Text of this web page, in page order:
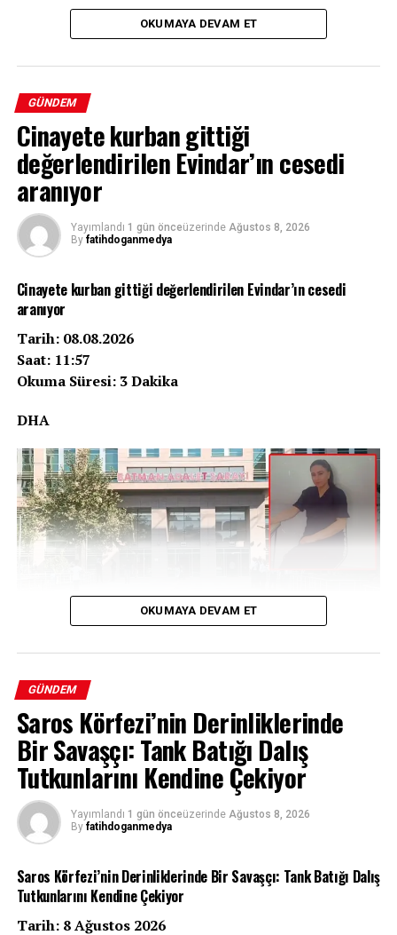
sağlayacak.
OKUMAYA DEVAM ET
GÜNDEM
Cinayete kurban gittiği
değerlendirilen Evindar’ın cesedi
aranıyor
Yayımlandı 1 gün önceüzerinde Ağustos 8, 2026
By fatihdoganmedya
Cinayete kurban gittiği değerlendirilen Evindar’ın cesedi
aranıyor
Tarih: 08.08.2026
Saat: 11:57
Okuma Süresi: 3 Dakika
DHA
Bir Yıllık Belirsizlik: Evindar Tiğrak’ın
Kaybı
Batman’da 7 Haziran 2025 tarihinden bu yana haber
alınamayan 31 yaşındaki Evindar Tiğrak için başlatılan
soruşturmada çarpıcı gelişmeler yaşandı. Uzun süredir
titizlikle yürütülen çalışmalar, kayıp kadının bir cinayete
kurban gitmiş olabileceği ihtimalini güçlendirirken,
soruşturma kapsamında gözaltına alınan iki şüpheli
tutuklanarak cezaevine gönderildi. Olayın aydınlatılması
için güvenlik güçleri, Tiğrak’ın cesedine ulaşmak
amacıyla belirlenen bölgelerde arama çalışmalarını
OKUMAYA DEVAM ET
GÜNDEM
Saros Körfezi’nin Derinliklerinde
Bir Savaşçı: Tank Batığı Dalış
Tutkunlarını Kendine Çekiyor
Yayımlandı 1 gün önceüzerinde Ağustos 8, 2026
By fatihdoganmedya
Saros Körfezi’nin Derinliklerinde Bir Savaşçı: Tank Batığı Dalış
Tutkunlarını Kendine Çekiyor
Tarih: 8 Ağustos 2026